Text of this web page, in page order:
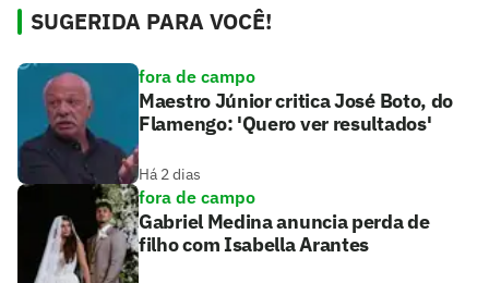
SUGERIDA PARA VOCÊ!
fora de campo
Maestro Júnior critica José Boto, do
Flamengo: 'Quero ver resultados'
Há 2 dias
fora de campo
Gabriel Medina anuncia perda de
filho com Isabella Arantes